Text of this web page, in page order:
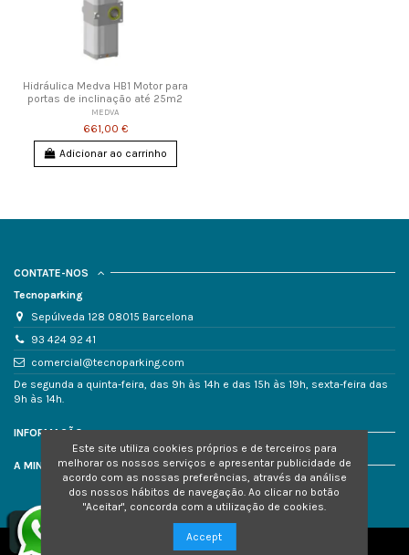
Hidráulica Medva HB1 Motor para
portas de inclinação até 25m2
MEDVA
661,00 €
Adicionar ao carrinho
CONTATE-NOS
Tecnoparking
Sepúlveda 128 08015 Barcelona
93 424 92 41
comercial@tecnoparking.com
De segunda a quinta-feira, das 9h às 14h e das 15h às 19h, sexta-feira das
9h às 14h.
INFORMAÇÃO
A MINHA CONTA
TECNOMECANICA Y RADIOFRECUENCIA SL - CIF B70969647
Este site utiliza cookies próprios e de terceiros para
melhorar os nossos serviços e apresentar publicidade de
acordo com as nossas preferências, através da análise
dos nossos hábitos de navegação. Ao clicar no botão
"Aceitar", concorda com a utilização de cookies.
Accept